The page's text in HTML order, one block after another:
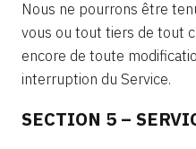
Nous ne pourrons être
vous ou tout tiers de tout
encore de toute
interruption du Service.
SECTION 5 –